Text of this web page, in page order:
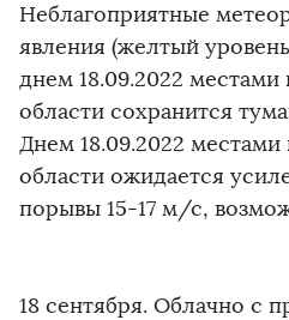
Неблагоприятные
явления (желтый
днем 18.09.2022 местами
области сохранится
Днем 18.09.2022 местами
области ожидается
порывы 15-17 м/с,
18 сентября. Облачно с